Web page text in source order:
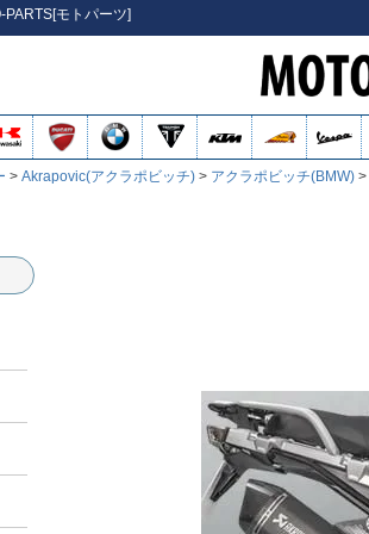
PARTS[モトパーツ]
Akrapovic(アクラポビッチ) アクラポビッチ(BMW)